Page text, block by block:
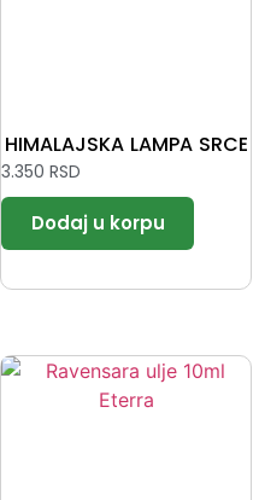
HIMALAJSKA LAMPA SRCE
3.350 RSD